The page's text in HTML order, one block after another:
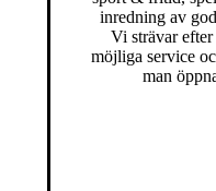
inredning av
Vi strävar efter
möjliga service
man